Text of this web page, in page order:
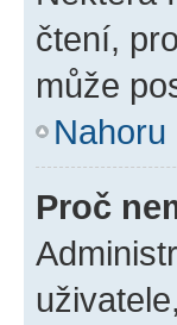
čtení,
může
Nahoru
Proč